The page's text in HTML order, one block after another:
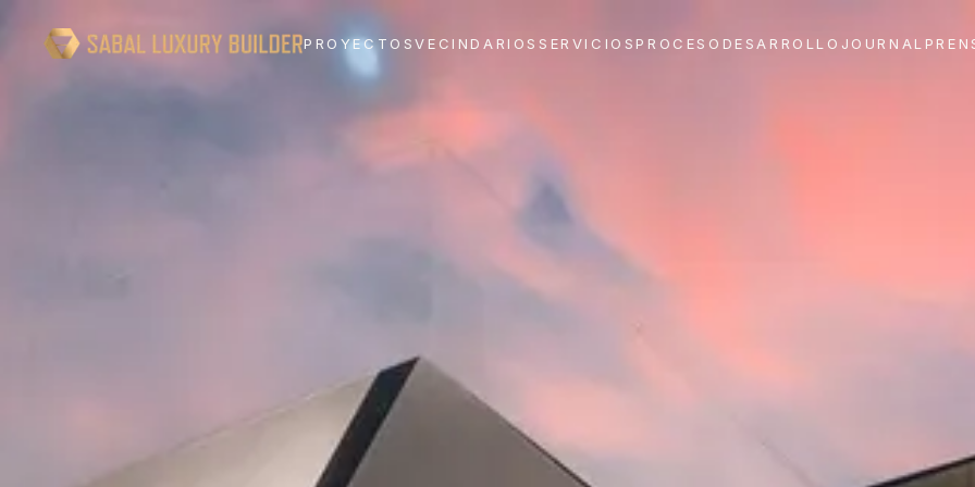
PROYECTOSVECINDARIOS SERVICIOS PROCESO DESARROLLO JOURNAL